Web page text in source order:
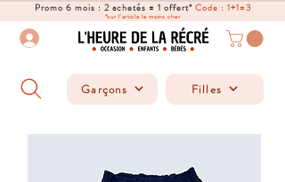
Promo 6 mois : 2 achetés = 1 offert*Code : 1+1=3
*sur l'article le moins cher
Garçons Filles